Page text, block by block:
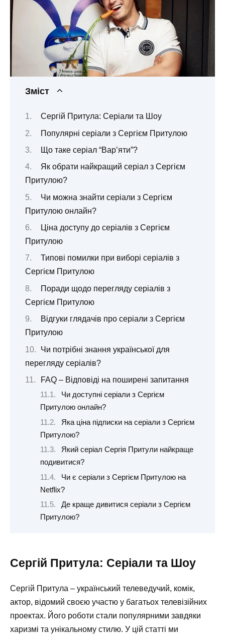
Зміст
Сергій Притула: Серіали та Шоу
Популярні серіали з Сергієм Притулою
Що таке серіал “Вар’яти”?
Як обрати найкращий серіал з Сергієм
Притулою?
Чи можна знайти серіали з Сергієм
Притулою онлайн?
Ціна доступу до серіалів з Сергієм
Притулою
Типові помилки при виборі серіалів з
Сергієм Притулою
Поради щодо перегляду серіалів з
Сергієм Притулою
Відгуки глядачів про серіали з Сергієм
Притулою
Чи потрібні знання української для
перегляду серіалів?
FAQ – Відповіді на поширені запитання
Чи доступні серіали з Сергієм
Притулою онлайн?
Яка ціна підписки на серіали з Сергієм
Притулою?
Який серіал Сергія Притули найкраще
подивитися?
Чи є серіали з Сергієм Притулою на
Netflix?
Де краще дивитися серіали з Сергієм
Притулою?
Сергій Притула: Серіали та Шоу
Сергій Притула – український телеведучий, комік,
актор, відомий своєю участю у багатьох телевізійних
проектах. Його роботи стали популярними завдяки
харизмі та унікальному стилю. У цій статті ми